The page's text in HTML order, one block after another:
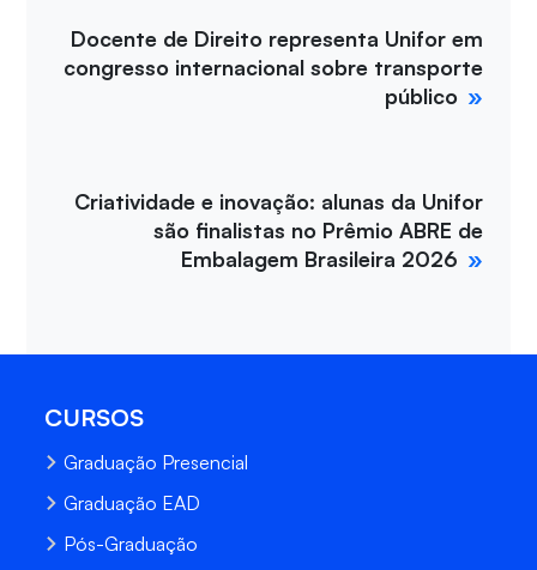
Docente de Direito representa Unifor em
congresso internacional sobre transporte
público
Criatividade e inovação: alunas da Unifor
são finalistas no Prêmio ABRE de
Embalagem Brasileira 2026
CURSOS
Graduação Presencial
Graduação EAD
Pós-Graduação